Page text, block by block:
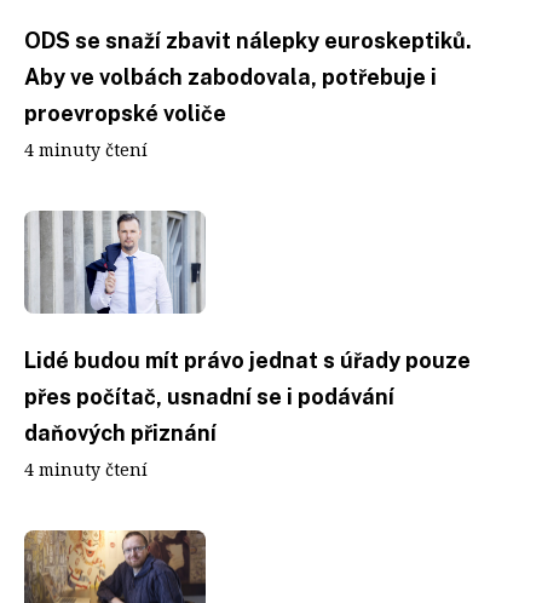
ODS se snaží zbavit nálepky euroskeptiků.
Aby ve volbách zabodovala, potřebuje i
proevropské voliče
4 minuty čtení
Lidé budou mít právo jednat s úřady pouze
přes počítač, usnadní se i podávání
daňových přiznání
4 minuty čtení